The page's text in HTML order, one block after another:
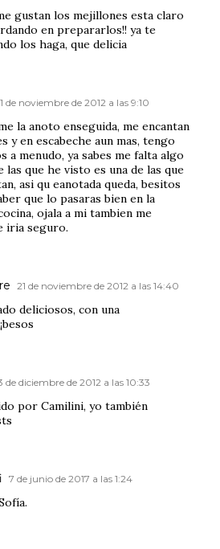
gustan los mejillones esta claro
en prepararlos!! ya te
los haga, que delicia
de noviembre de 2012 a las 9:10
la anoto enseguida, me encantan
y en escabeche aun mas, tengo
a menudo, ya sabes me falta algo
las que he visto es una de las que
asi qu eanotada queda, besitos
que lo pasaras bien en la
ojala a mi tambien me
iria seguro.
21 de noviembre de 2012 a las 14:40
deliciosos, con una
de diciembre de 2012 a las 10:33
por Camilini, yo también
7 de junio de 2017 a las 1:24